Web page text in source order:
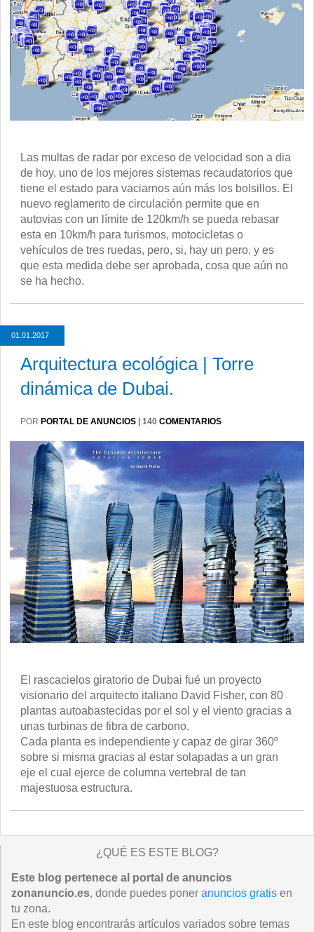
Las multas de radar por exceso de velocidad son a dia
de hoy, uno de los mejores sistemas recaudatorios que
tiene el estado para vaciarnos aún más los bolsillos. El
nuevo reglamento de circulación permite que en
autovias con un límite de 120km/h se pueda rebasar
esta en 10km/h para turismos, motocicletas o
vehículos de tres ruedas, pero, si, hay un pero, y es
que esta medida debe ser aprobada, cosa que aún no
se ha hecho.
01.01.2017
Arquitectura ecológica | Torre
dinámica de Dubai.
POR PORTAL DE ANUNCIOS |140COMENTARIOS
El rascacielos giratorio de Dubai fué un proyecto
visionario del arquitecto italiano David Fisher, con 80
plantas autoabastecidas por el sol y el viento gracias a
unas turbinas de fibra de carbono.
Cada planta es independiente y capaz de girar 360º
sobre si misma gracias al estar solapadas a un gran
eje el cual ejerce de columna vertebral de tan
majestuosa estructura.
¿QUÉ ES ESTE BLOG?
Este blog pertenece al portal de anuncios
zonanuncio.es, donde puedes poner anuncios gratis en
tu zona.
En este blog encontrarás artículos variados sobre temas